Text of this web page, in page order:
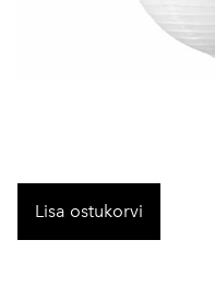
Lisa ostukorvi